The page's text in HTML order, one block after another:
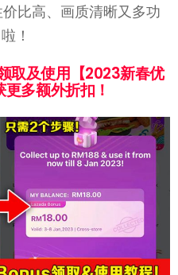
比高、画质清晰又多功
！
取及使用【2023新春优
多额外折扣！